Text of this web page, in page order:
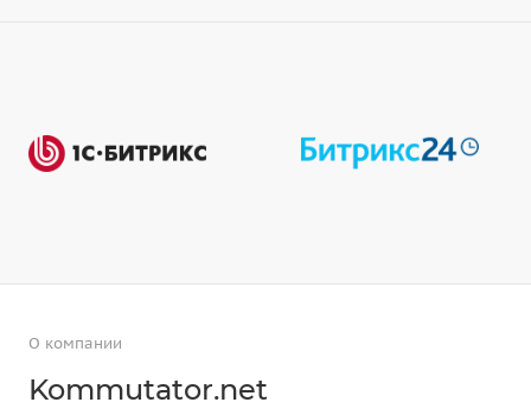
О компании
Kommutator.net